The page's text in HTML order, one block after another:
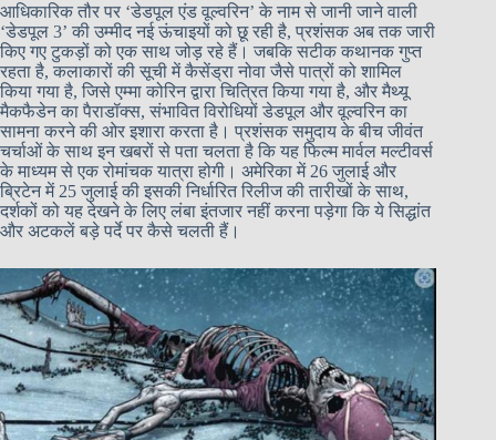
आधिकारिक तौर पर ‘डेडपूल एंड वूल्वरिन’ के नाम से जानी जाने वाली
‘डेडपूल 3’ की उम्मीद नई ऊंचाइयों को छू रही है, प्रशंसक अब तक जारी
किए गए टुकड़ों को एक साथ जोड़ रहे हैं। जबकि सटीक कथानक गुप्त
रहता है, कलाकारों की सूची में कैसेंड्रा नोवा जैसे पात्रों को शामिल
किया गया है, जिसे एम्मा कोरिन द्वारा चित्रित किया गया है, और मैथ्यू
मैकफैडेन का पैराडॉक्स, संभावित विरोधियों डेडपूल और वूल्वरिन का
सामना करने की ओर इशारा करता है। प्रशंसक समुदाय के बीच जीवंत
चर्चाओं के साथ इन खबरों से पता चलता है कि यह फिल्म मार्वल मल्टीवर्स
के माध्यम से एक रोमांचक यात्रा होगी। अमेरिका में 26 जुलाई और
ब्रिटेन में 25 जुलाई की इसकी निर्धारित रिलीज की तारीखों के साथ,
दर्शकों को यह देखने के लिए लंबा इंतजार नहीं करना पड़ेगा कि ये सिद्धांत
और अटकलें बड़े पर्दे पर कैसे चलती हैं।